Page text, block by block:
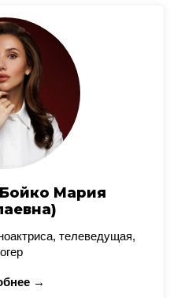
Мария
телеведущая,
→